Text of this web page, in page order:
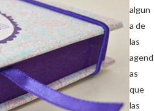
algun
a de
las
agend
as
que
las